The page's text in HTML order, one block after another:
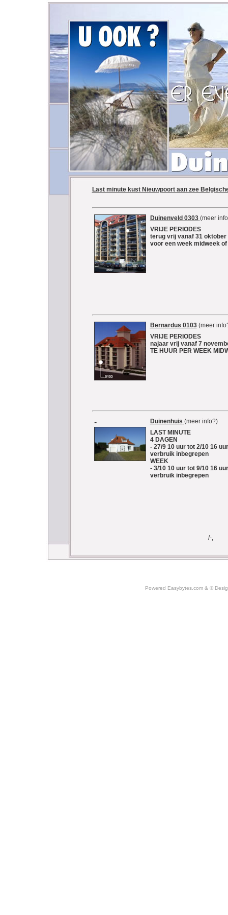
Last minute kust Nieuwpoort aan zee
Duinenveld 0303 (meer
VRIJE PERIODES
terug vrij vanaf 31
voor een week midweek
Bernardus 0103 (meer
VRIJE PERIODES
najaar vrij vanaf 7
TE HUUR PER WEEK
- Duinenhuis (meer info?)
LAST MINUTE
4 DAGEN
- 27/9 10 uur tot 2/10 16
verbruik inbegrepen
WEEK
- 3/10 10 uur tot 9/10 16
verbruik inbegrepen
/-,
Powered Easybytes.com & ©